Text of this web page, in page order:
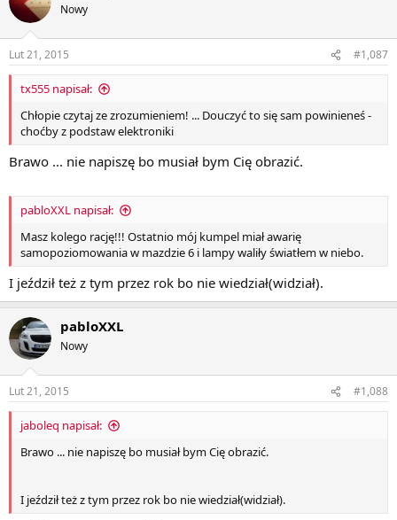
Nowy
Lut 21, 2015 #1,087
tx555 napisał:
Chłopie czytaj ze zrozumieniem! ... Douczyć to się sam powinieneś -
choćby z podstaw elektroniki
Brawo ... nie napiszę bo musiał bym Cię obrazić.
pabloXXL napisał:
Masz kolego rację!!! Ostatnio mój kumpel miał awarię
samopoziomowania w mazdzie 6 i lampy waliły światłem w niebo.
I jeździł też z tym przez rok bo nie wiedział(widział).
pabloXXL
Nowy
Lut 21, 2015 #1,088
jaboleq napisał:
Brawo ... nie napiszę bo musiał bym Cię obrazić.
I jeździł też z tym przez rok bo nie wiedział(widział).